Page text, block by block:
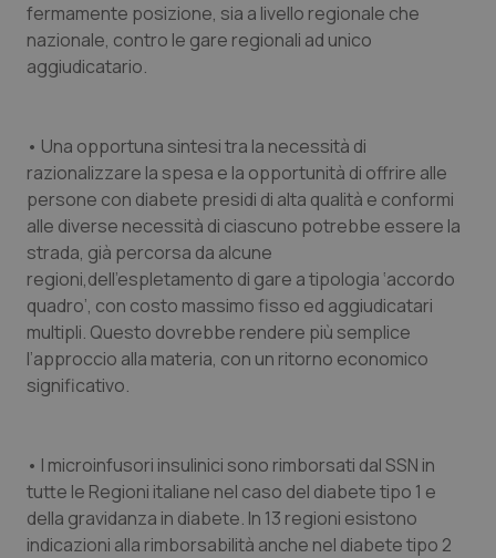
fermamente posizione, sia a livello regionale che
nazionale, contro le gare regionali ad unico
aggiudicatario.
• Una opportuna sintesi tra la necessità di
razionalizzare la spesa e la opportunità di offrire alle
persone con diabete presidi di alta qualità e conformi
alle diverse necessità di ciascuno potrebbe essere la
strada, già percorsa da alcune
regioni,dell’espletamento di gare a tipologia ‘accordo
quadro’, con costo massimo fisso ed aggiudicatari
multipli. Questo dovrebbe rendere più semplice
l’approccio alla materia, con un ritorno economico
significativo.
• I microinfusori insulinici sono rimborsati dal SSN in
tutte le Regioni italiane nel caso del diabete tipo 1 e
della gravidanza in diabete. In 13 regioni esistono
indicazioni alla rimborsabilità anche nel diabete tipo 2